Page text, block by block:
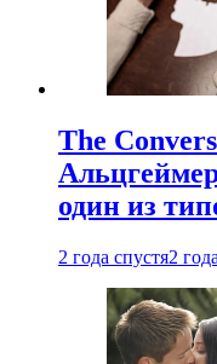
The
один из
2 года спустя2